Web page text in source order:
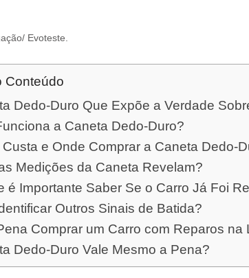
Evoteste.
Conteúdo
Dedo-Duro Que Expõe a Verdade
a Caneta Dedo-Duro?
e Onde Comprar a Caneta Dedo-
Medições da Caneta Revelam?
é Importante Saber Se o Carro Já Foi
Outros Sinais de Batida?
Comprar um Carro com Reparos na
Dedo-Duro Vale Mesmo a Pena?